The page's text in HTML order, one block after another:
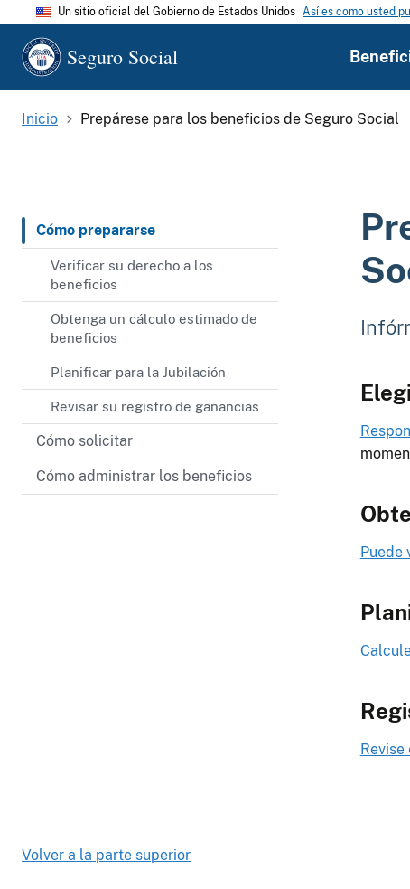
Un sitio oficial del Gobierno de Estados Unidos Así es como usted
Seguro Social
Inicio Prepárese para los beneficios de Seguro Social
Cómo prepararse
Verificar su derecho a los
beneficios
Obtenga un cálculo estimado de
beneficios
Planificar para la Jubilación
Revisar su registro de ganancias
Cómo solicitar
Cómo administrar los beneficios
Puede
Volver a la parte superior